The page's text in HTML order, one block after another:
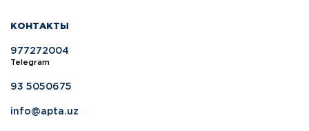
КОНТАКТЫ
977272004
Telegram
93 5050675
info@apta.uz